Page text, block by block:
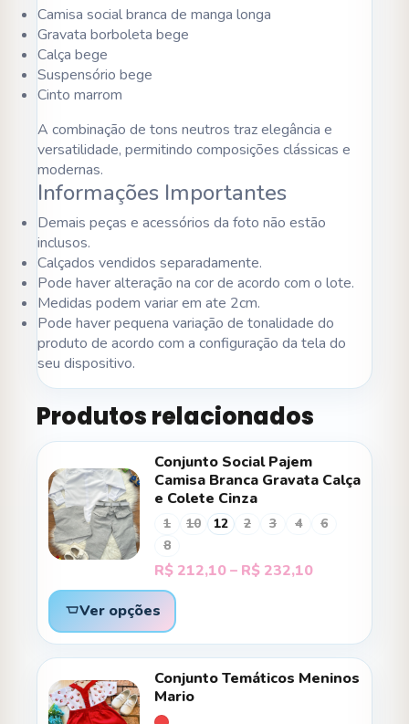
Camisa social branca de manga longa
Gravata borboleta bege
Calça bege
Suspensório bege
Cinto marrom
A combinação de tons neutros traz elegância e
versatilidade, permitindo composições clássicas e
modernas.
Informações Importantes
Demais peças e acessórios da foto não estão
inclusos.
Calçados vendidos separadamente.
Pode haver alteração na cor de acordo com o lote.
Medidas podem variar em ate 2cm.
Pode haver pequena variação de tonalidade do
produto de acordo com a configuração da tela do
seu dispositivo.
Produtos relacionados
Conjunto Social Pajem
Camisa Branca Gravata Calça
e Colete Cinza
1 10 12 2 3 4
6
8
R$ 212,10– R$ 232,10Faixa
R$ 212,10
através
R$ 232,10
Ver opções
Conjunto Temáticos Meninos
Mario